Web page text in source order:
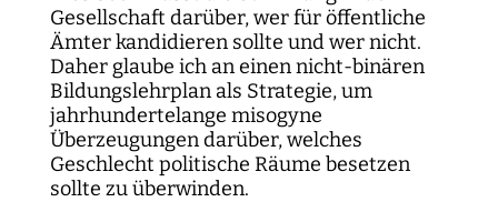
Gesellschaft darüber, wer für öffentliche
Ämter kandidieren sollte und wer nicht.
Daher glaube ich an einen nicht-binären
Bildungslehrplan als Strategie, um
jahrhundertelange misogyne
Überzeugungen darüber, welches
Geschlecht politische Räume besetzen
sollte zu überwinden.